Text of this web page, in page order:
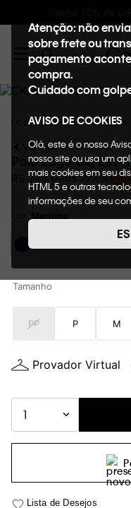
Atenção: não
sobre frete ou
pagamento
compra.
Cuidado com
AVISO DE COOKIES
Olá, este é o nosso
nosso site ou usa um
mais cookies em seu
HTML 5 e outras
informações de seu
de cookies,
suas funções. A forma
nosso Aviso de
consideraremos isso
loja virtual. Para
Cookies acesse o link.
Oportunidades Roupas Polos
VOLTAR
Polo Logo Ckj Est.
279,00R$22900
Tamanho
PP P M
Provador Virtual
1